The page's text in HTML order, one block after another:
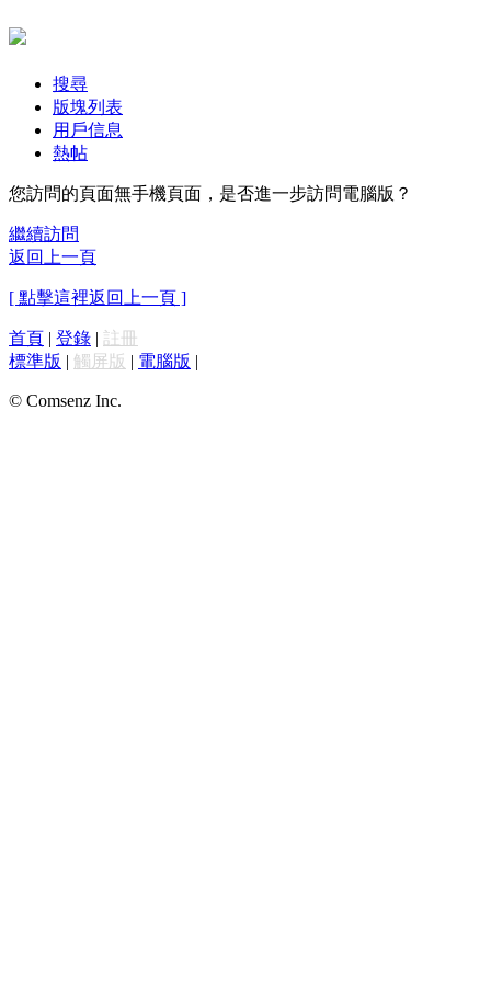
搜尋
版塊列表
用戶信息
熱帖
您訪問的頁面無手機頁面，是否進一步訪問電腦版？
繼續訪問
返回上一頁
[ 點擊這裡返回上一頁 ]
首頁 | 登錄 | 註冊
標準版 | 觸屏版 | 電腦版 |
© Comsenz Inc.